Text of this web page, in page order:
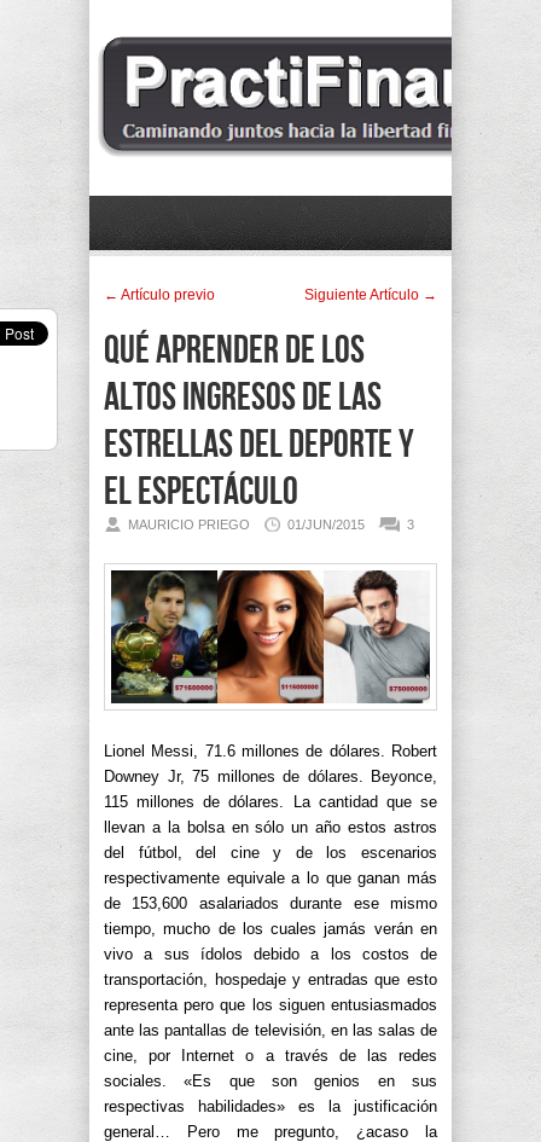
← Artí­culo previo Siguiente Artí­culo →
Qué aprender de los
altos ingresos de las
estrellas del deporte y
el espectáculo
MAURICIO PRIEGO 01/JUN/2015 3
Lionel Messi, 71.6 millones de dólares. Robert
Downey Jr, 75 millones de dólares. Beyonce,
115 millones de dólares. La cantidad que se
llevan a la bolsa en sólo un año estos astros
del fútbol, del cine y de los escenarios
respectivamente equivale a lo que ganan más
de 153,600 asalariados durante ese mismo
tiempo, mucho de los cuales jamás verán en
vivo a sus ídolos debido a los costos de
transportación, hospedaje y entradas que esto
representa pero que los siguen entusiasmados
ante las pantallas de televisión, en las salas de
cine, por Internet o a través de las redes
sociales. «Es que son genios en sus
respectivas habilidades» es la justificación
general… Pero me pregunto, ¿acaso la